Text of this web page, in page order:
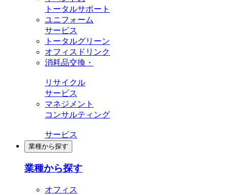
トータルサポート
ユニフォーム
サービス
トータルグリーン
オフィスドリンク
消耗品交換・
リサイクル
サービス
マネジメント
コンサルティング
サービス
業種から探す
業種から探す
オフィス